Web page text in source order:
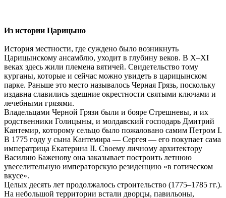
Из истории Царицыно
История местности, где суждено было возникнуть
Царицынскому ансамблю, уходит в глубину веков. В X–XI
веках здесь жили племена вятичей. Свидетельство тому
курганы, которые и сейчас можно увидеть в царицынском
парке. Раньше это место называлось Черная Грязь, поскольку
издавна славились здешние окрестности святыми ключами и
лечебными грязями.
Владельцами Черной Грязи были и бояре Стрешневы, и их
родственники Голицыны, и молдавский господарь Дмитрий
Кантемир, которому сельцо было пожаловано самим Петром I.
В 1775 году у сына Кантемира — Сергея — его покупает сама
императрица Екатерина II. Своему личному архитектору
Василию Баженову она заказывает построить летнюю
увеселительную императорскую резиденцию «в готическом
вкусе».
Целых десять лет продолжалось строительство (1775–1785 гг.).
На небольшой территории встали дворцы, павильоны,